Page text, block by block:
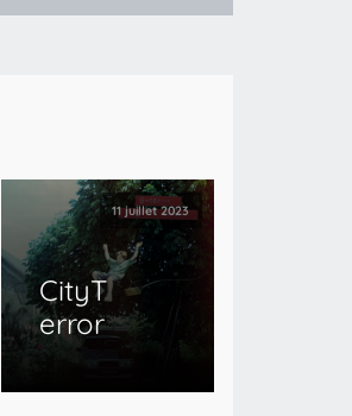
11 juillet 2023
CityT
error